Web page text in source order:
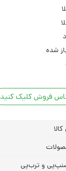
فروش کلیک کنید
و ترب‌پی